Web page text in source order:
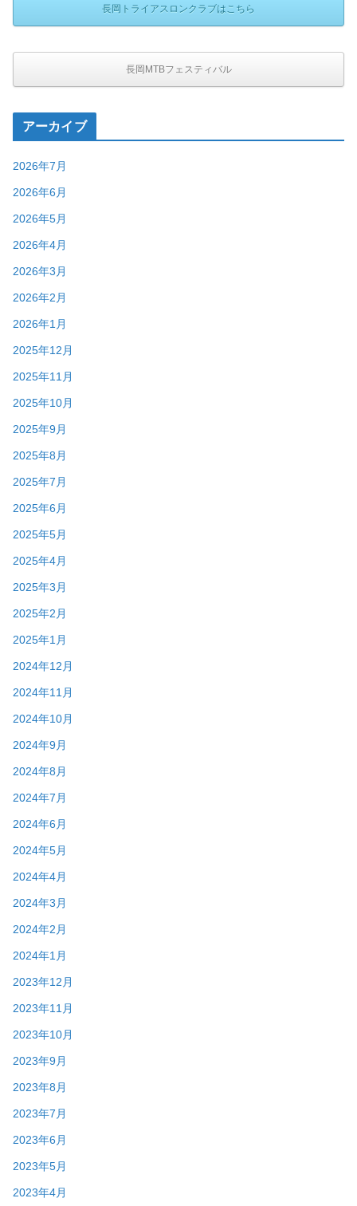
長岡トライアスロンクラブはこちら
長岡MTBフェスティバル
アーカイブ
2026年7月
2026年6月
2026年5月
2026年4月
2026年3月
2026年2月
2026年1月
2025年12月
2025年11月
2025年10月
2025年9月
2025年8月
2025年7月
2025年6月
2025年5月
2025年4月
2025年3月
2025年2月
2025年1月
2024年12月
2024年11月
2024年10月
2024年9月
2024年8月
2024年7月
2024年6月
2024年5月
2024年4月
2024年3月
2024年2月
2024年1月
2023年12月
2023年11月
2023年10月
2023年9月
2023年8月
2023年7月
2023年6月
2023年5月
2023年4月